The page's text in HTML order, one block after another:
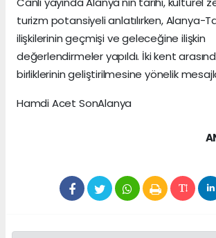
turizm potansiyeli anlatılırken, Alanya-
ilişkilerinin geçmişi ve geleceğine ilişkin
değerlendirmeler yapıldı. İki kent
birliklerinin geliştirilmesine yönelik
Hamdi Acet SonAlanya